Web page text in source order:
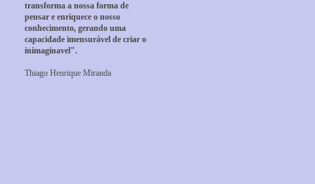
transforma a nossa forma de
pensar e enriquece o nosso
conhecimento, gerando uma
capacidade imensurável de criar o
inimaginavel".
Thiago Henrique Miranda